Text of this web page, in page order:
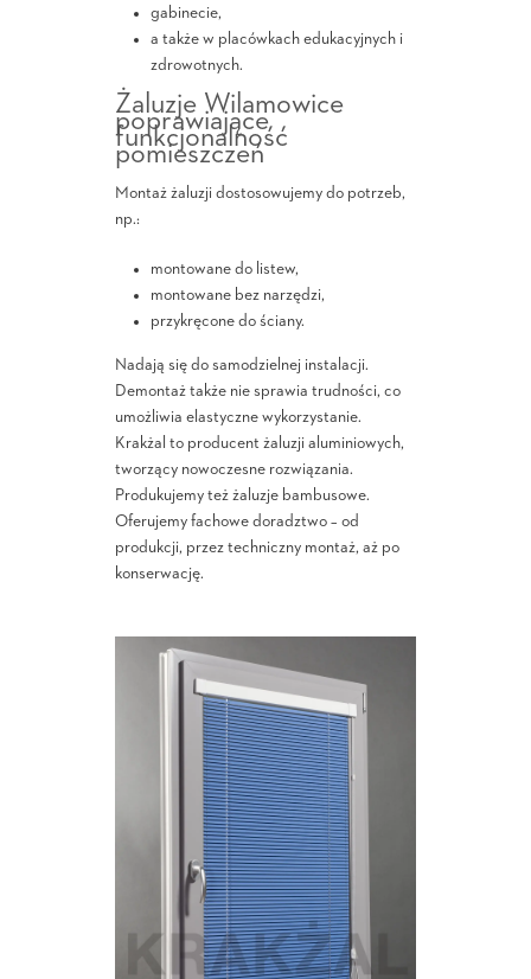
gabinecie,
a także w placówkach edukacyjnych i
zdrowotnych.
Żaluzje Wilamowice
poprawiające
funkcjonalność
pomieszczeń
Montaż żaluzji dostosowujemy do potrzeb,
np.:
montowane do listew,
montowane bez narzędzi,
przykręcone do ściany.
Nadają się do samodzielnej instalacji.
Demontaż także nie sprawia trudności, co
umożliwia elastyczne wykorzystanie.
Krakżal to producent żaluzji aluminiowych,
tworzący nowoczesne rozwiązania.
Produkujemy też żaluzje bambusowe.
Oferujemy fachowe doradztwo – od
produkcji, przez techniczny montaż, aż po
konserwację.